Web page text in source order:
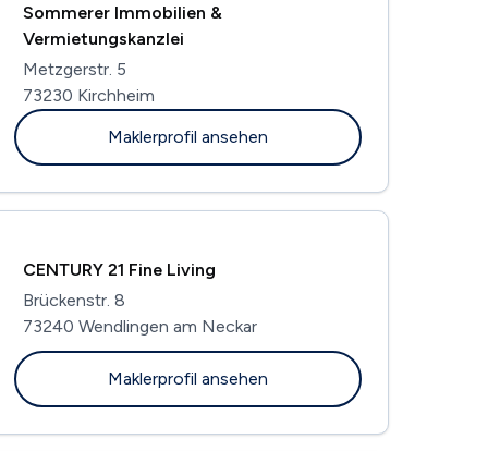
Sommerer Immobilien &
Vermietungskanzlei
Metzgerstr. 5
73230 Kirchheim
Maklerprofil ansehen
CENTURY 21 Fine Living
Brückenstr. 8
73240 Wendlingen am Neckar
Maklerprofil ansehen